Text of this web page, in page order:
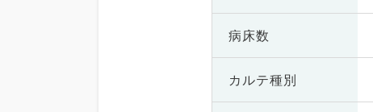
病床数
カルテ種別